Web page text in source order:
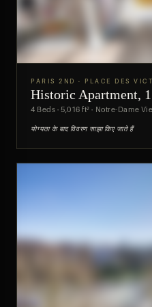
पूर्वावलोकन
PARIS 2ND · PLACE DES
Historic Apartment,
4 Beds · 5,016 ft² · Notre-Dame
योग्यता के बाद विवरण साझा किए जाते हैं